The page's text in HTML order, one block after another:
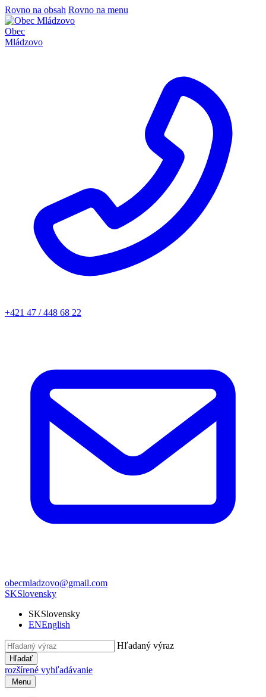
Rovno na obsah Rovno na menu
Obec
Mládzovo
+421 47 / 448 68 22
obecmladzovo@gmail.com
SKSlovensky
SKSlovensky
ENEnglish
Hľadaný výraz
Hľadať
rozšírené vyhľadávanie
Menu